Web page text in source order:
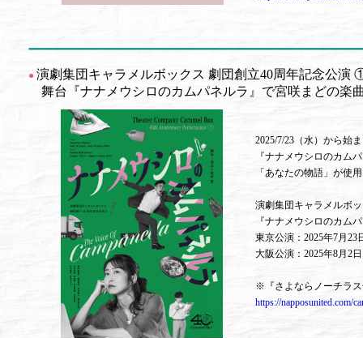
● 演劇集団キャラメルボックス 劇団創立40周年記念公演
舞台『ナナメウシロのカムパネルラ』で宮咲まどの楽
2025/7/23（水）から始
『ナナメウシロのカム
「あなたの物語」が使
演劇集団キャラメルボ
『ナナメウシロのカム
東京公演：2025年7月
大阪公演：2025年8月2
※『さよならノーチラ
https://napposunited.com/